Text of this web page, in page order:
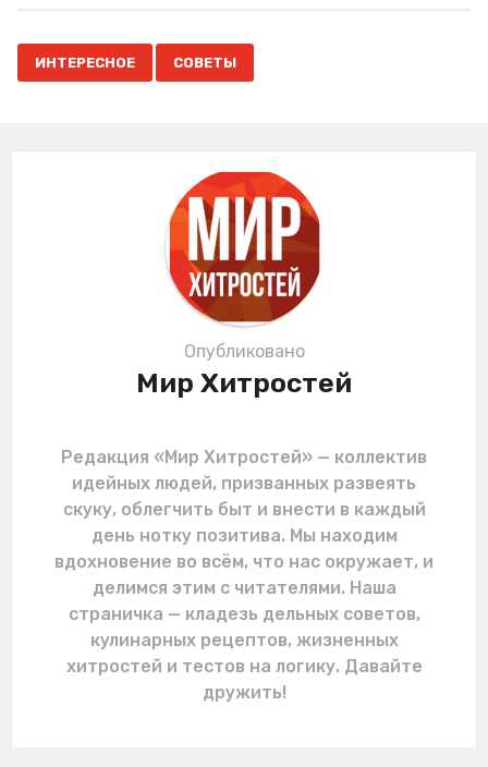
P
ИНТЕРЕСНОЕ СОВЕТЫ
Опубликовано
Мир Хитростей
Редакция «Мир Хитростей» — коллектив
идейных людей, призванных развеять
скуку, облегчить быт и внести в каждый
день нотку позитива. Мы находим
вдохновение во всём, что нас окружает, и
делимся этим с читателями. Наша
страничка — кладезь дельных советов,
кулинарных рецептов, жизненных
хитростей и тестов на логику. Давайте
дружить!